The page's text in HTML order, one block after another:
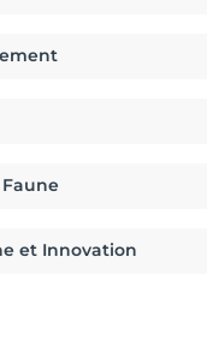
et Innovation